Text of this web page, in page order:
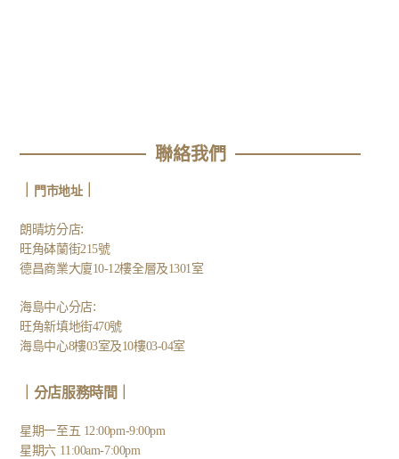
聯絡我們
門市地址｜
朗晴坊分店:
旺角砵蘭街215號
德昌商業大廈10-12樓全層及1301室
海島中心分店:
旺角新填地街470號
海島中心8樓03室及10樓03-04室
｜分店服務時間｜
星期一至五 12:00pm-9:00pm
星期六 11:00am-7:00pm